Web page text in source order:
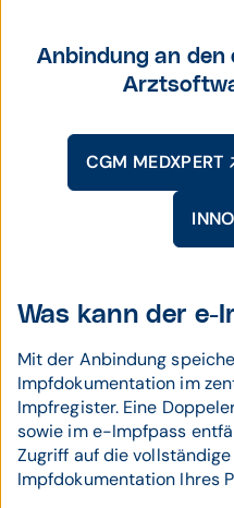
Anbindung an den
CGM MEDXPERT
Was kann der e-
Mit der Anbindung
Impfdokumentation im
Impfregister. Eine
sowie im e-Impfpass
Zugriff auf die
Impfdokumentation Ihres